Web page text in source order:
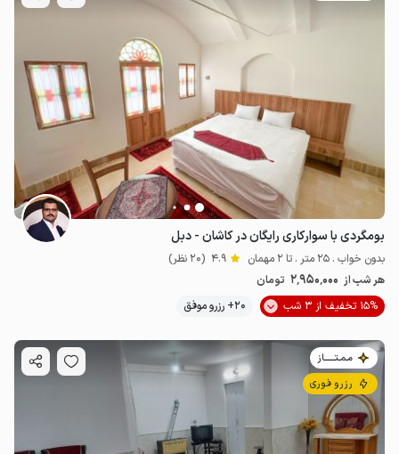
2.95 میلیون ت 4.9
بومگردی با سوارکاری رایگان در کاشان - دبل
بدون خواب . 25 متر . تا 2 مهمان 4.9 (20 نظر)
هر شب از 2٬950٬000 تومان
15% تخفیف از 3 شب
20+ رزرو موفق
مـمـتــــــاز
رزرو فوری